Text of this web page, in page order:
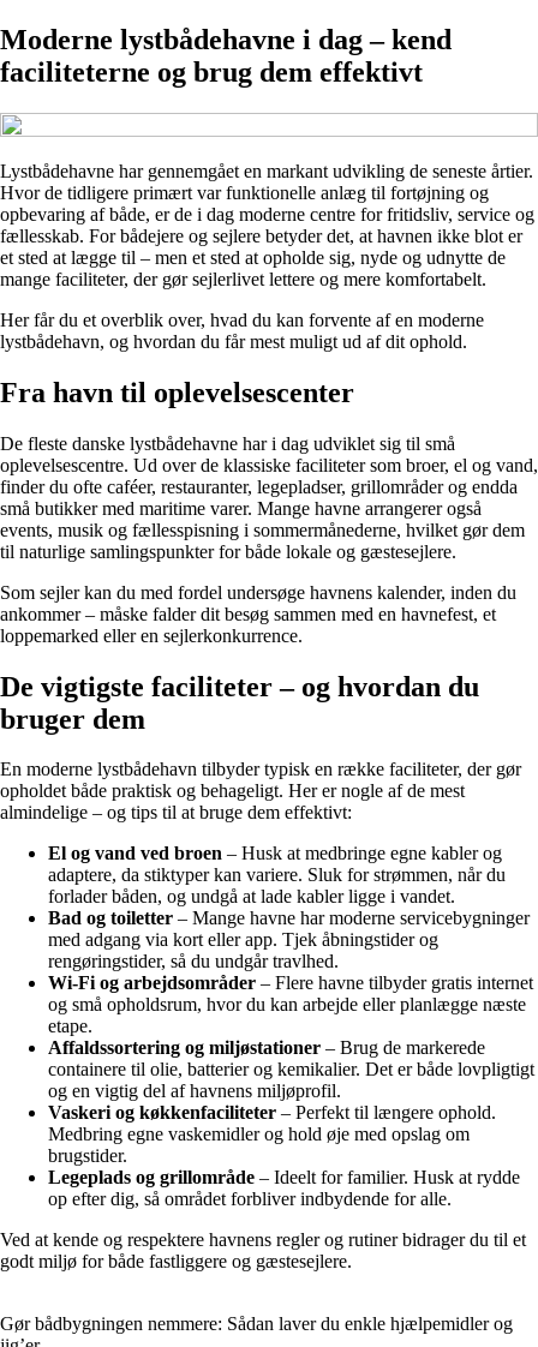
Moderne lystbådehavne i dag – kend
faciliteterne og brug dem effektivt
Lystbådehavne har gennemgået en markant udvikling de seneste årtier.
Hvor de tidligere primært var funktionelle anlæg til fortøjning og
opbevaring af både, er de i dag moderne centre for fritidsliv, service og
fællesskab. For bådejere og sejlere betyder det, at havnen ikke blot er
et sted at lægge til – men et sted at opholde sig, nyde og udnytte de
mange faciliteter, der gør sejlerlivet lettere og mere komfortabelt.
Her får du et overblik over, hvad du kan forvente af en moderne
lystbådehavn, og hvordan du får mest muligt ud af dit ophold.
Fra havn til oplevelsescenter
De fleste danske lystbådehavne har i dag udviklet sig til små
oplevelsescentre. Ud over de klassiske faciliteter som broer, el og vand,
finder du ofte caféer, restauranter, legepladser, grillområder og endda
små butikker med maritime varer. Mange havne arrangerer også
events, musik og fællesspisning i sommermånederne, hvilket gør dem
til naturlige samlingspunkter for både lokale og gæstesejlere.
Som sejler kan du med fordel undersøge havnens kalender, inden du
ankommer – måske falder dit besøg sammen med en havnefest, et
loppemarked eller en sejlerkonkurrence.
De vigtigste faciliteter – og hvordan du
bruger dem
En moderne lystbådehavn tilbyder typisk en række faciliteter, der gør
opholdet både praktisk og behageligt. Her er nogle af de mest
almindelige – og tips til at bruge dem effektivt:
El og vand ved broen – Husk at medbringe egne kabler og
adaptere, da stiktyper kan variere. Sluk for strømmen, når du
forlader båden, og undgå at lade kabler ligge i vandet.
Bad og toiletter – Mange havne har moderne servicebygninger
med adgang via kort eller app. Tjek åbningstider og
rengøringstider, så du undgår travlhed.
Wi-Fi og arbejdsområder – Flere havne tilbyder gratis internet
og små opholdsrum, hvor du kan arbejde eller planlægge næste
etape.
Affaldssortering og miljøstationer – Brug de markerede
containere til olie, batterier og kemikalier. Det er både lovpligtigt
og en vigtig del af havnens miljøprofil.
Vaskeri og køkkenfaciliteter – Perfekt til længere ophold.
Medbring egne vaskemidler og hold øje med opslag om
brugstider.
Legeplads og grillområde – Ideelt for familier. Husk at rydde
op efter dig, så området forbliver indbydende for alle.
Ved at kende og respektere havnens regler og rutiner bidrager du til et
godt miljø for både fastliggere og gæstesejlere.
Gør bådbygningen nemmere: Sådan laver du enkle hjælpemidler og